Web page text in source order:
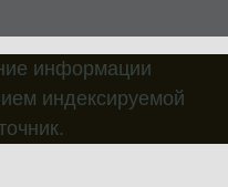
информации
индексируемой